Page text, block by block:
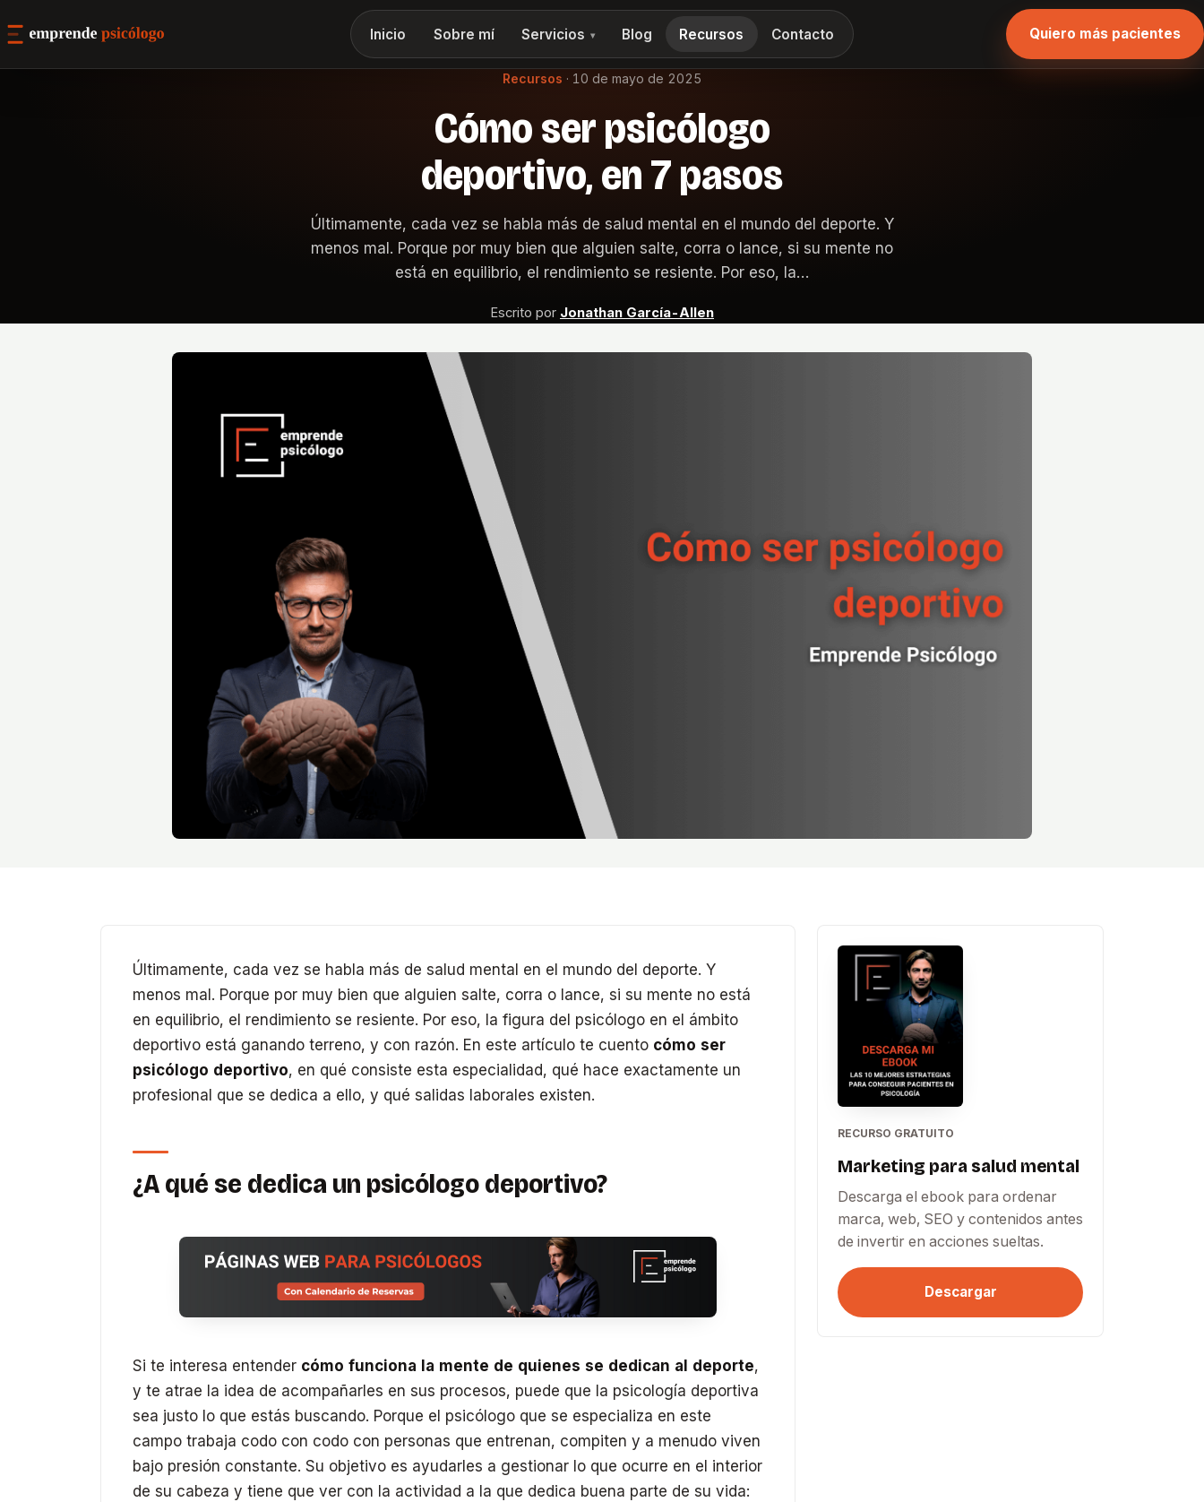
Inicio Sobre mí Servicios ▾ Blog Recursos Contacto Quiero más pacientes
Recursos · 10 de mayo de 2025
Cómo ser psicólogo
deportivo, en 7 pasos
Últimamente, cada vez se habla más de salud mental en el mundo del deporte. Y
menos mal. Porque por muy bien que alguien salte, corra o lance, si su mente no
está en equilibrio, el rendimiento se resiente. Por eso, la…
Escrito por Jonathan García-Allen
Últimamente, cada vez se habla más de salud mental en el mundo del deporte. Y
menos mal. Porque por muy bien que alguien salte, corra o lance, si su mente no está
en equilibrio, el rendimiento se resiente. Por eso, la figura del psicólogo en el ámbito
deportivo está ganando terreno, y con razón. En este artículo te cuento cómo ser
psicólogo deportivo, en qué consiste esta especialidad, qué hace exactamente un
profesional que se dedica a ello, y qué salidas laborales existen.
¿A qué se dedica un psicólogo deportivo?
Si te interesa entender cómo funciona la mente de quienes se dedican al deporte,
y te atrae la idea de acompañarles en sus procesos, puede que la psicología deportiva
sea justo lo que estás buscando. Porque el psicólogo que se especializa en este
campo trabaja codo con codo con personas que entrenan, compiten y a menudo viven
bajo presión constante. Su objetivo es ayudarles a gestionar lo que ocurre en el interior
de su cabeza y tiene que ver con la actividad a la que dedica buena parte de su vida:
RECURSO GRATUITO
Marketing para salud mental
Descarga el ebook para ordenar
marca, web, SEO y contenidos antes
de invertir en acciones sueltas.
Descargar